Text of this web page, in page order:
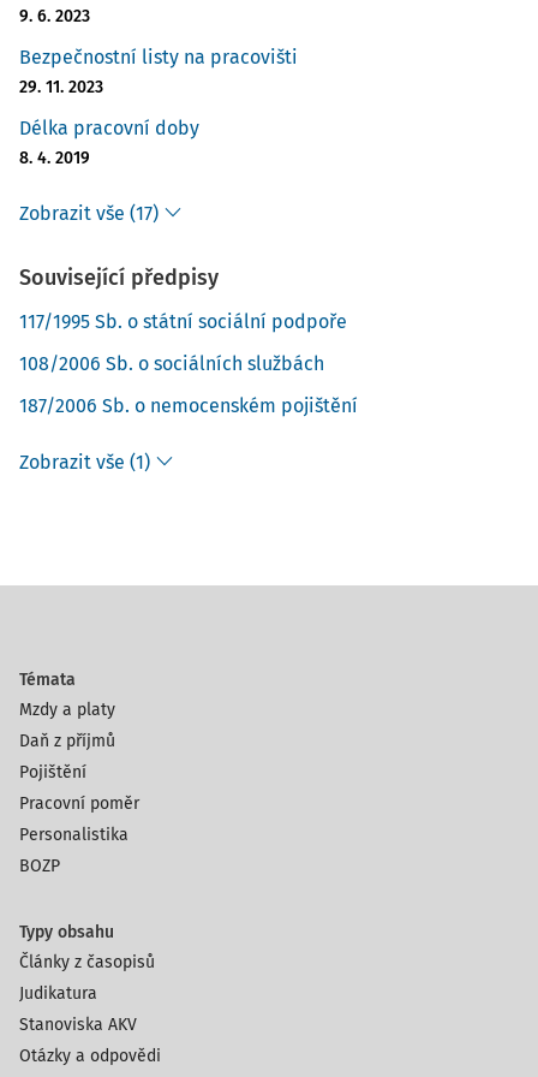
9. 6. 2023
Bezpečnostní listy na pracovišti
29. 11. 2023
Délka pracovní doby
8. 4. 2019
Zobrazit vše (17)
Související předpisy
117/1995 Sb. o státní sociální podpoře
108/2006 Sb. o sociálních službách
187/2006 Sb. o nemocenském pojištění
Zobrazit vše (1)
Témata
Mzdy a platy
Daň z příjmů
Pojištění
Pracovní poměr
Personalistika
BOZP
Typy obsahu
Články z časopisů
Judikatura
Stanoviska AKV
Otázky a odpovědi